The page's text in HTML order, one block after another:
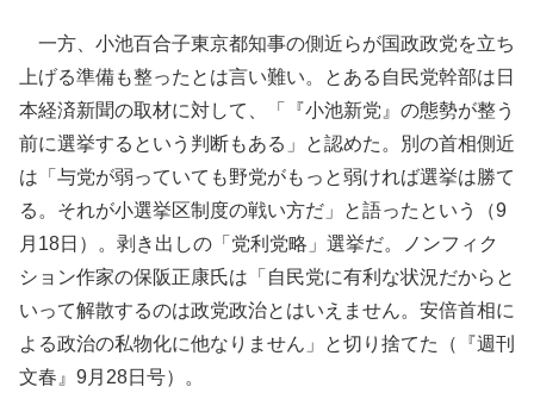
一方、小池百合子東京都知事の側近らが国政政党を立ち
上げる準備も整ったとは言い難い。とある自民党幹部は日
本経済新聞の取材に対して、「『小池新党』の態勢が整う
前に選挙するという判断もある」と認めた。別の首相側近
は「与党が弱っていても野党がもっと弱ければ選挙は勝て
る。それが小選挙区制度の戦い方だ」と語ったという（9
月18日）。剥き出しの「党利党略」選挙だ。ノンフィク
ション作家の保阪正康氏は「自民党に有利な状況だからと
いって解散するのは政党政治とはいえません。安倍首相に
よる政治の私物化に他なりません」と切り捨てた（『週刊
文春』9月28日号）。